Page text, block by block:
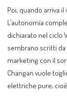
Poi, quando arriva
L’autonomia
dichiarato nel ciclo
sembrano scritti
marketing con il
Changan vuole
elettriche pure, cioè